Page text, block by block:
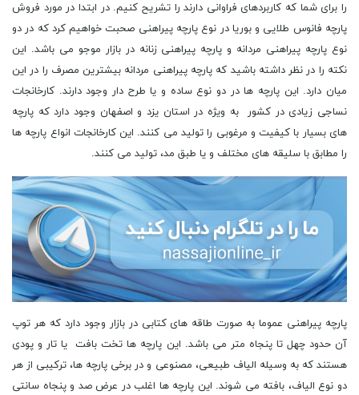
را برای شما که کاربردهای فراوانی دارند را تشریح کنیم. در ابتدا در مورد فروش
پارچه فانوس طلایی و بوریا در نوع پارچه پیراهنی صحبت خواهیم کرد که در دو
نوع پارچه پیراهنی مردانه و پارچه پیراهنی زنانه در بازار موجو می باشد. این
نکته را در نظر داشته باشید که پارچه پیراهنی مردانه بیشترین مصرف را در این
میان دارد. این پارچه ها در دو نوع ساده و یا طرح دار وجود دارند. کارخانجات
نساجی زیادی در کشور به ویژه در استان یزد و اصفهان وجود دارد که پارچه
های بسیار با کیفیت و مرغوبی را تولید می کنند. این کارخانجات انواع پارچه ها
را مطابق با سلیقه های مختلف و یا طبق مد، تولید می کنند.
پارچه پیراهنی عموما به صورت طاقه های کتابی در بازار وجود دارد که هر توپ
آن حدود چهل تا پنجاه متر می باشد. این پارچه ها تخت بافت یا تار و پودی
هستند که به وسیله الیاف طبیعی، مصنوعی و در برخی پارچه ها، ترکیبی از هر
دو نوع الیاف، بافته می شوند. این پارچه ها اغلب در عرض صد و پنجاه سانتی